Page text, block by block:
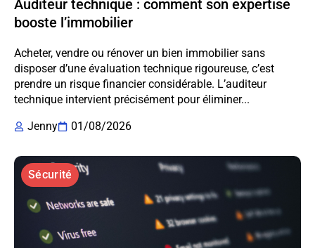
Auditeur technique : comment son expertise
booste l’immobilier
Acheter, vendre ou rénover un bien immobilier sans
disposer d’une évaluation technique rigoureuse, c’est
prendre un risque financier considérable. L’auditeur
technique intervient précisément pour éliminer...
Jenny
01/08/2026
Sécurité